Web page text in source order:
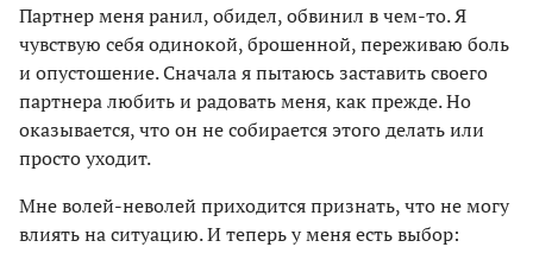
Партнер меня ранил, обидел, обвинил в чем-то. Я
чувствую себя одинокой, брошенной, переживаю боль
и опустошение. Сначала я пытаюсь заставить своего
партнера любить и радовать меня, как прежде. Но
оказывается, что он не собирается этого делать или
просто уходит.
Мне волей-неволей приходится признать, что не могу
влиять на ситуацию. И теперь у меня есть выбор: